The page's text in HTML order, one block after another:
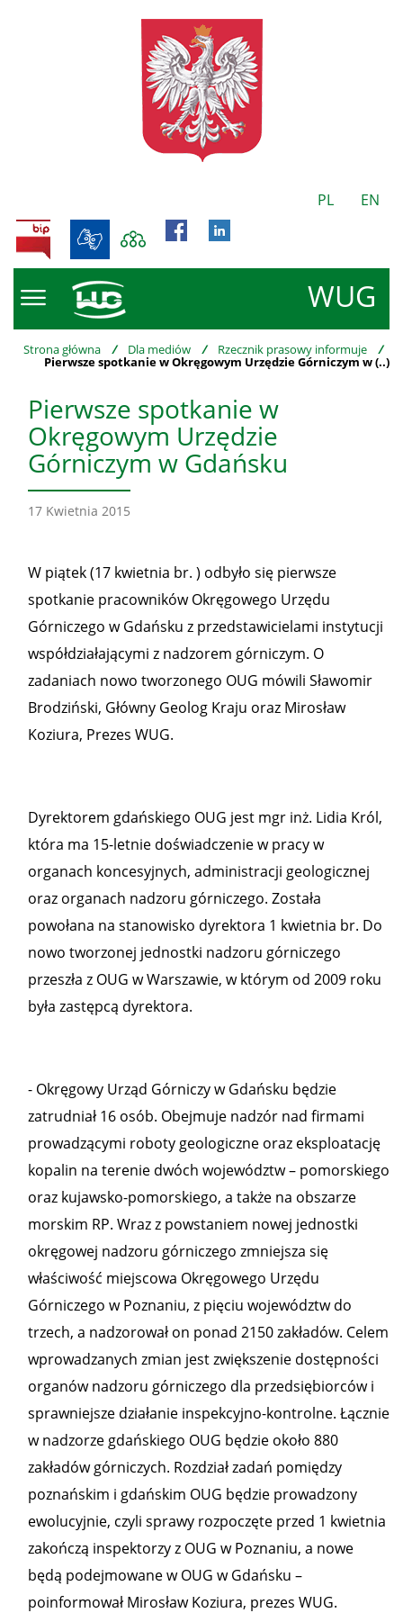
PL EN
WUG
BIP
Strona główna / Dla mediów / Rzecznik prasowy informuje /
Pierwsze spotkanie w Okręgowym Urzędzie Górniczym w (..)
Pierwsze spotkanie w
Okręgowym Urzędzie
Górniczym w Gdańsku
17 Kwietnia 2015
W piątek (17 kwietnia br. ) odbyło się pierwsze
spotkanie pracowników Okręgowego Urzędu
Górniczego w Gdańsku z przedstawicielami instytucji
współdziałającymi z nadzorem górniczym. O
zadaniach nowo tworzonego OUG mówili Sławomir
Brodziński, Główny Geolog Kraju oraz Mirosław
Koziura, Prezes WUG.
Dyrektorem gdańskiego OUG jest mgr inż. Lidia Król,
która ma 15-letnie doświadczenie w pracy w
organach koncesyjnych, administracji geologicznej
oraz organach nadzoru górniczego. Została
powołana na stanowisko dyrektora 1 kwietnia br. Do
nowo tworzonej jednostki nadzoru górniczego
przeszła z OUG w Warszawie, w którym od 2009 roku
była zastępcą dyrektora.
- Okręgowy Urząd Górniczy w Gdańsku będzie
zatrudniał 16 osób. Obejmuje nadzór nad firmami
prowadzącymi roboty geologiczne oraz eksploatację
kopalin na terenie dwóch województw – pomorskiego
oraz kujawsko-pomorskiego, a także na obszarze
morskim RP. Wraz z powstaniem nowej jednostki
okręgowej nadzoru górniczego zmniejsza się
właściwość miejscowa Okręgowego Urzędu
Górniczego w Poznaniu, z pięciu województw do
trzech, a nadzorował on ponad 2150 zakładów. Celem
wprowadzanych zmian jest zwiększenie dostępności
organów nadzoru górniczego dla przedsiębiorców i
sprawniejsze działanie inspekcyjno-kontrolne. Łącznie
w nadzorze gdańskiego OUG będzie około 880
zakładów górniczych. Rozdział zadań pomiędzy
poznańskim i gdańskim OUG będzie prowadzony
ewolucyjnie, czyli sprawy rozpoczęte przed 1 kwietnia
zakończą inspektorzy z OUG w Poznaniu, a nowe
będą podejmowane w OUG w Gdańsku –
poinformował Mirosław Koziura, prezes WUG.